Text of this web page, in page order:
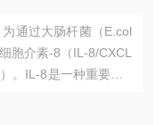
通过大肠杆菌（E.col
胞介素-8（IL-8/CXCL
。IL-8是一种重要的C